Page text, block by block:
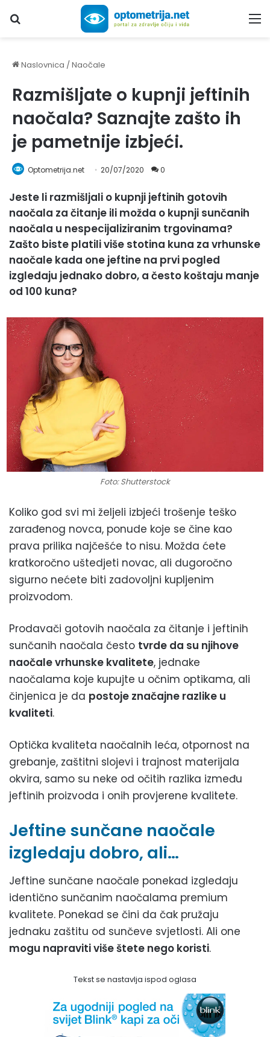
Upiši traženi pojam...
Naslovnica /Naočale
Razmišljate o kupnji jeftinih
naočala? Saznajte zašto ih
je pametnije izbjeći.
Optometrija.net 20/07/2020 0
Jeste li razmišljali o kupnji jeftinih gotovih
naočala za čitanje ili možda o kupnji sunčanih
naočala u nespecijaliziranim trgovinama?
Zašto biste platili više stotina kuna za vrhunske
naočale kada one jeftine na prvi pogled
izgledaju jednako dobro, a često koštaju manje
od 100 kuna?
Foto: Shutterstock
Koliko god svi mi željeli izbjeći trošenje teško
zarađenog novca, ponude koje se čine kao
prava prilika najčešće to nisu. Možda ćete
kratkoročno uštedjeti novac, ali dugoročno
sigurno nećete biti zadovoljni kupljenim
proizvodom.
Prodavači gotovih naočala za čitanje i jeftinih
sunčanih naočala često tvrde da su njihove
naočale vrhunske kvalitete, jednake
naočalama koje kupujte u očnim optikama, ali
činjenica je da postoje značajne razlike u
kvaliteti.
Optička kvaliteta naočalnih leća, otpornost na
grebanje, zaštitni slojevi i trajnost materijala
okvira, samo su neke od očitih razlika između
jeftinih proizvoda i onih provjerene kvalitete.
Jeftine sunčane naočale
izgledaju dobro, ali…
Jeftine sunčane naočale ponekad izgledaju
identično sunčanim naočalama premium
kvalitete. Ponekad se čini da čak pružaju
jednaku zaštitu od sunčeve svjetlosti. Ali one
mogu napraviti više štete nego koristi.
Tekst se nastavlja ispod oglasa